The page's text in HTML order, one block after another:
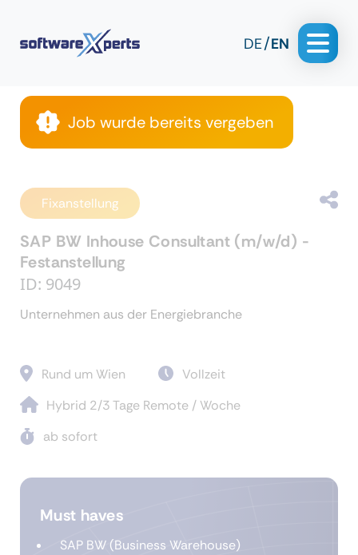
DE EN
Job wurde bereits vergeben
Fixanstellung
SAP BW Inhouse Consultant (m/w/d) -
Festanstellung
ID: 9049
Unternehmen aus der Energiebranche
Rund um Wien
Vollzeit
Hybrid 2/3 Tage Remote / Woche
ab sofort
Must haves
SAP BW (Business Warehouse)